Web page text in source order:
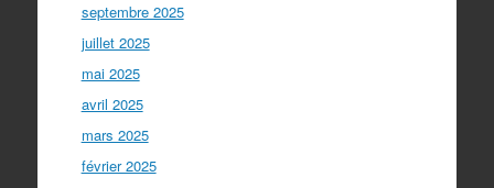
septembre 2025
juillet 2025
mai 2025
avril 2025
mars 2025
février 2025